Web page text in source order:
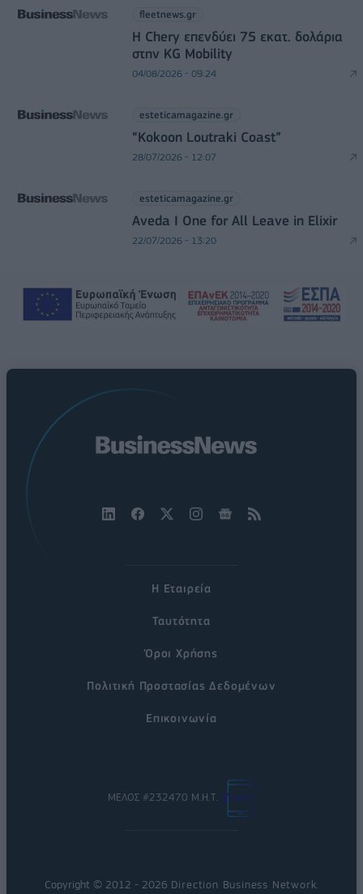
fleetnews.gr
Η Chery επενδύει 75 εκατ. δολάρια
στην KG Mobility
04/08/2026 - 09:24
esteticamagazine.gr
“Kokoon Loutraki Coast”
28/07/2026 - 12:07
esteticamagazine.gr
Aveda I One for All Leave in Elixir
22/07/2026 - 13:20
Η Εταιρεία
Ταυτότητα
Όροι Χρήσης
Πολιτική Προστασίας Δεδομένων
Επικοινωνία
ΜΕΛΟΣ #232470 Μ.Η.Τ.
Copyright © 2012 - 2026 Direction Business Network.